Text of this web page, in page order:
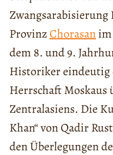
Zwangsarabisierung
ProvinzChorasan
dem 8. und 9.
Historiker eindeutig
Herrschaft Moskaus
Zentralasiens. Die
Khan“ von Qadir
den Überlegungen